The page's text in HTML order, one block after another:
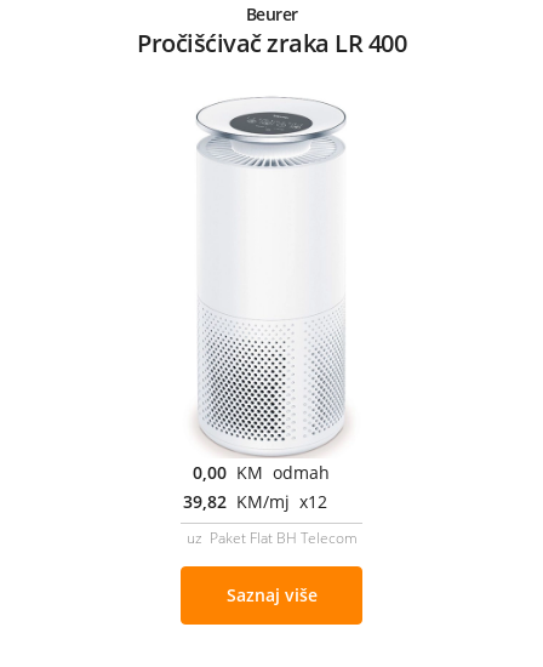
Beurer
Pročišćivač zraka LR 400
0,00 KM odmah
39,82 KM/mj x12
uz Paket Flat BH Telecom
Saznaj više